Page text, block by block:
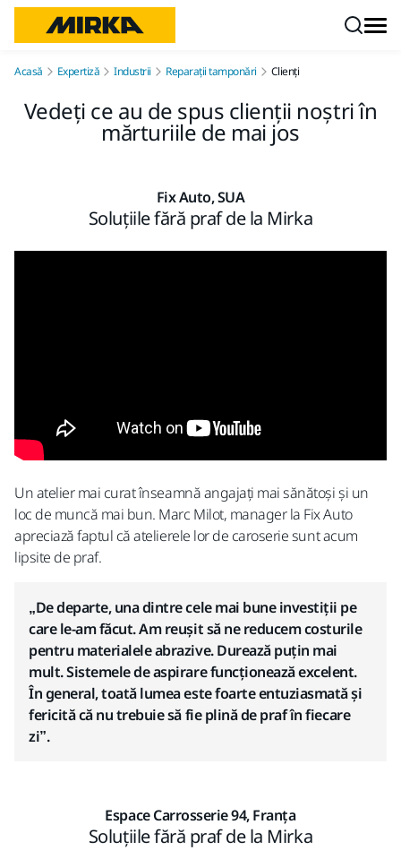
Acasă Expertiză Industrii Reparații tamponări Clienți
Vedeți ce au de spus clienții noștri în
mărturiile de mai jos
Fix Auto, SUA
Soluțiile fără praf de la Mirka
Un atelier mai curat înseamnă angajați mai sănătoși și un
loc de muncă mai bun.​ Marc Milot, manager la Fix Auto
apreciază faptul că atelierele lor de caroserie sunt acum
lipsite de praf.
„De departe, una dintre cele mai bune investiții pe
care le-am făcut. Am reușit să ne reducem costurile
pentru materialele abrazive. Durează puțin mai
mult. Sistemele de aspirare funcționează excelent.
În general, toată lumea este foarte entuziasmată și
fericită că nu trebuie să fie plină de praf în fiecare
zi”.
Espace Carrosserie 94, Franța
Soluțiile fără praf de la Mirka